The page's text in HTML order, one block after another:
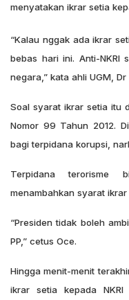
menyatakan ikrar setia
“Kalau nggak ada ikrar
bebas hari ini. Anti-NKRI
negara,” kata ahli UGM,
Soal syarat ikrar setia itu
Nomor 99 Tahun 2012.
bagi terpidana korupsi,
Terpidana terorisme
menambahkan syarat
“Presiden tidak boleh
PP,” cetus Oce.
Hingga menit-menit
ikrar setia kepada